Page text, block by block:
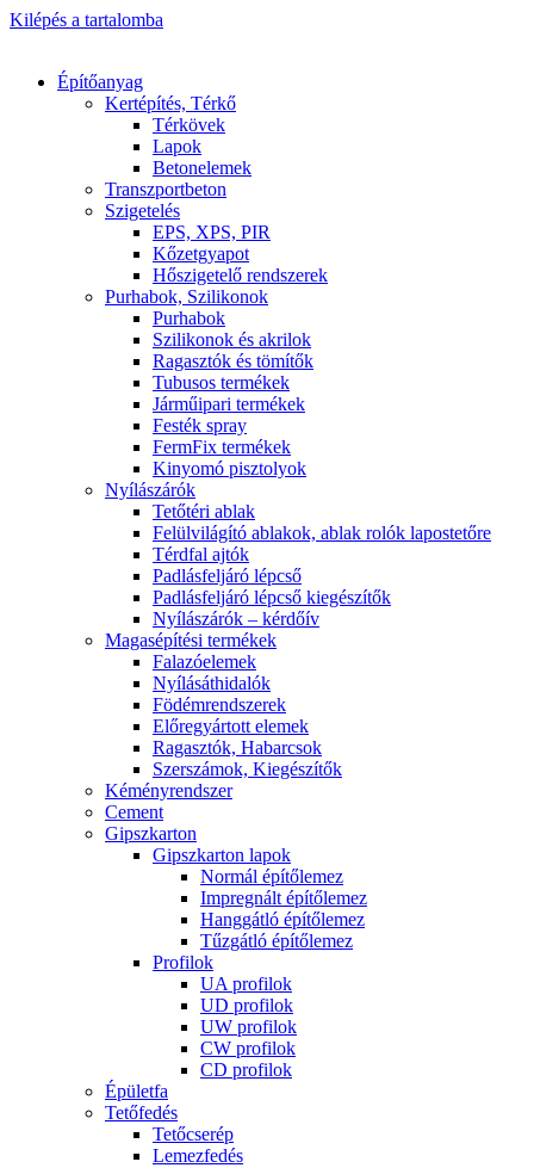
Kilépés a tartalomba
Építőanyag
Kertépítés, Térkő
Térkövek
Lapok
Betonelemek
Transzportbeton
Szigetelés
EPS, XPS, PIR
Kőzetgyapot
Hőszigetelő rendszerek
Purhabok, Szilikonok
Purhabok
Szilikonok és akrilok
Ragasztók és tömítők
Tubusos termékek
Járműipari termékek
Festék spray
FermFix termékek
Kinyomó pisztolyok
Nyílászárók
Tetőtéri ablak
Felülvilágító ablakok, ablak rolók lapostetőre
Térdfal ajtók
Padlásfeljáró lépcső
Padlásfeljáró lépcső kiegészítők
Nyílászárók – kérdőív
Magasépítési termékek
Falazóelemek
Nyílásáthidalók
Födémrendszerek
Előregyártott elemek
Ragasztók, Habarcsok
Szerszámok, Kiegészítők
Kéményrendszer
Cement
Gipszkarton
Gipszkarton lapok
Normál építőlemez
Impregnált építőlemez
Hanggátló építőlemez
Tűzgátló építőlemez
Profilok
UA profilok
UD profilok
UW profilok
CW profilok
CD profilok
Épületfa
Tetőfedés
Tetőcserép
Lemezfedés